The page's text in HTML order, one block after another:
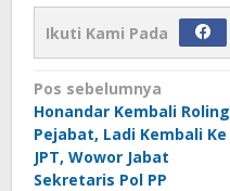
Ikuti Kami Pada
Navigasi
pos
Pos sebelumnya
Honandar Kembali Roling
Pejabat, Ladi Kembali Ke
JPT, Wowor Jabat
Sekretaris Pol PP